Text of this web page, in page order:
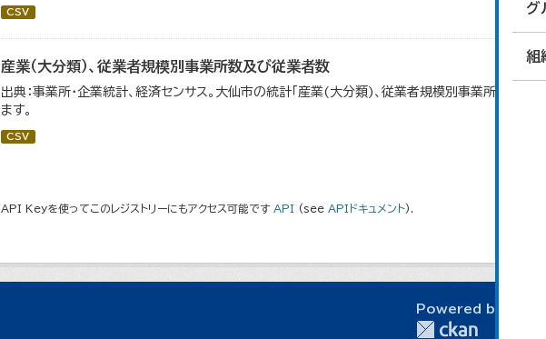
グ
組
CSV
産業（大分類）、従業者規模別事業所数及び従業者数
出典：事業所・企業統計、経済センサス。大仙市の統計「産業(大分類)、従業者規模別事業所数及び
ます。
CSV
API Keyを使ってこのレジストリーにもアクセス可能です API (see APIドキュメント).
Powered by